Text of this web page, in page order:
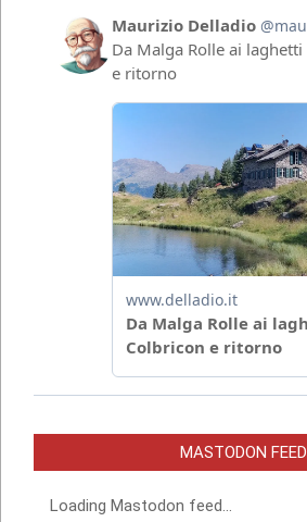
MASTODON FEED
Loading Mastodon feed...